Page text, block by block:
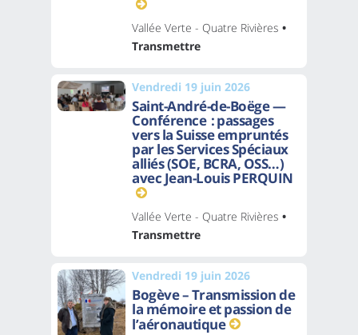
Vallée Verte - Quatre Rivières •
Transmettre
Vendredi 19 juin 2026
Saint-André-de-Boëge —
Conférence : passages
vers la Suisse empruntés
par les Services Spéciaux
alliés (SOE, BCRA, OSS…)
avec Jean-Louis PERQUIN
Vallée Verte - Quatre Rivières •
Transmettre
Vendredi 19 juin 2026
Bogève – Transmission de
la mémoire et passion de
l’aéronautique